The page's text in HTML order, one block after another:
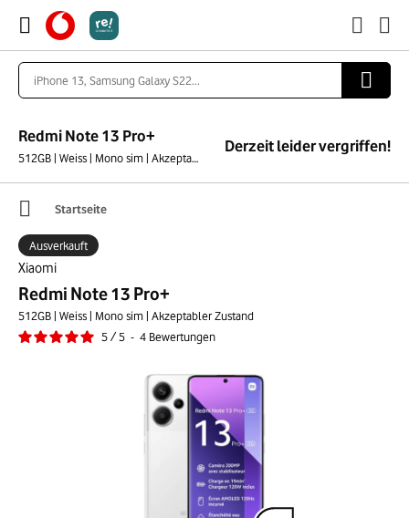
Redmi Note 13 Pro+
512GB | Weiss | Mono sim | Akzeptabler Zustand
Derzeit leider vergriffen!
Startseite
Xiaomi
Redmi Note 13 Pro+
512GB | Weiss | Mono sim | Akzeptabler Zustand
5/5 - 4 Bewertungen
Ausverkauft